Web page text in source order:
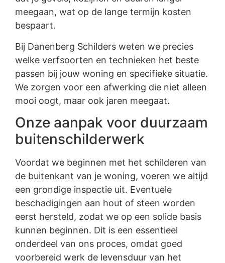
meegaan, wat op de lange termijn kosten
bespaart.
Bij Danenberg Schilders weten we precies
welke verfsoorten en technieken het beste
passen bij jouw woning en specifieke situatie.
We zorgen voor een afwerking die niet alleen
mooi oogt, maar ook jaren meegaat.
Onze aanpak voor duurzaam
buitenschilderwerk
Voordat we beginnen met het schilderen van
de buitenkant van je woning, voeren we altijd
een grondige inspectie uit. Eventuele
beschadigingen aan hout of steen worden
eerst hersteld, zodat we op een solide basis
kunnen beginnen. Dit is een essentieel
onderdeel van ons proces, omdat goed
voorbereid werk de levensduur van het